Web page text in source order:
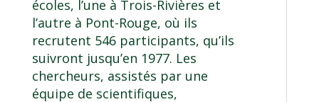
écoles, l’une à Trois-Rivières et
l’autre à Pont-Rouge, où ils
recrutent 546 participants, qu’ils
suivront jusqu’en 1977. Les
chercheurs, assistés par une
équipe de scientifiques,